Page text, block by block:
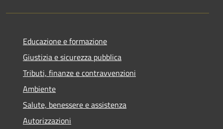
Educazione e formazione
Giustizia e sicurezza pubblica
Tributi, finanze e contravvenzioni
Ambiente
Salute, benessere e assistenza
Autorizzazioni